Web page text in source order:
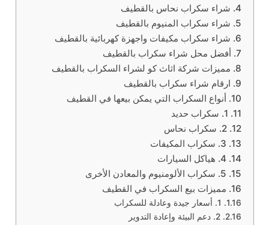
شراء سكراب نحاس بالقطيف
شراء سكراب المنيوم بالقطيف
شراء سكراب مكيفات واجهزة كهربائية بالقطيف
أفضل محل شراء سكراب بالقطيف
مميزات شركة اثاث كو لشراء السكراب بالقطيف
ارقام شراء سكراب بالقطيف
أنواع السكراب التي يمكن بيعها في القطيف
1. سكراب حديد
2. سكراب نحاس
3. سكراب المكيفات
4. هياكل السيارات
5. سكراب الألومنيوم والمعادن الأخرى
مميزات بيع السكراب في القطيف
1. أسعار جيدة وعادلة للسكراب
2. دعم البيئة وإعادة التدوير